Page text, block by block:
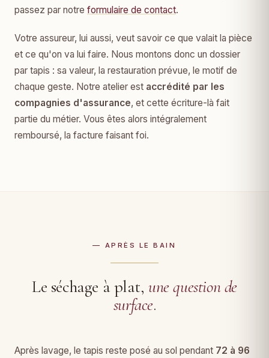
passez par notre formulaire de contact.
Votre assureur, lui aussi, veut savoir ce que valait la pièce
et ce qu'on va lui faire. Nous montons donc un dossier
par tapis : sa valeur, la restauration prévue, le motif de
chaque geste. Notre atelier est accrédité par les
compagnies d'assurance, et cette écriture-là fait
partie du métier. Vous êtes alors intégralement
remboursé, la facture faisant foi.
— APRÈS LE BAIN
Le séchage à plat,une question de
surface.
Après lavage, le tapis reste posé au sol pendant 72 à 96